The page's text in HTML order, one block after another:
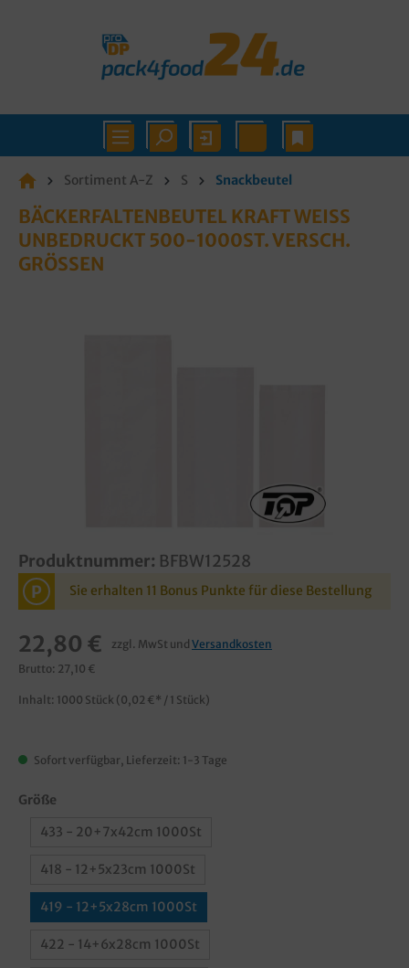
Sortiment A-Z S Snackbeutel
BÄCKERFALTENBEUTEL KRAFT WEISS U
NBEDRUCKT 500-1000ST. VERSCH. G
RÖSSEN
Produktnummer: BFBW12528
P Sie erhalten 11 Bonus Punkte für diese Bestellung
22,80 € zzgl. MwSt und Versandkosten
Brutto: 27,10 €
Inhalt: 1000 Stück (0,02 €* / 1 Stück)
Sofort verfügbar, Lieferzeit: 1-3 Tage
Größe
433 - 20+7x42cm 1000St
418 - 12+5x23cm 1000St
419 - 12+5x28cm 1000St
422 - 14+6x28cm 1000St